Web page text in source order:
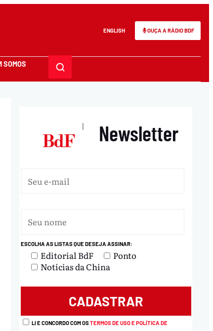
ENGLISH OUÇA A RÁDIO BDF
SOMOS
| Newsletter
ESCOLHA AS LISTAS QUE DESEJA ASSINAR:
Editorial BdF
Ponto
Notícias da China
LI E CONCORDO COM OSTERMOS DE USO E POLÍTICA DE